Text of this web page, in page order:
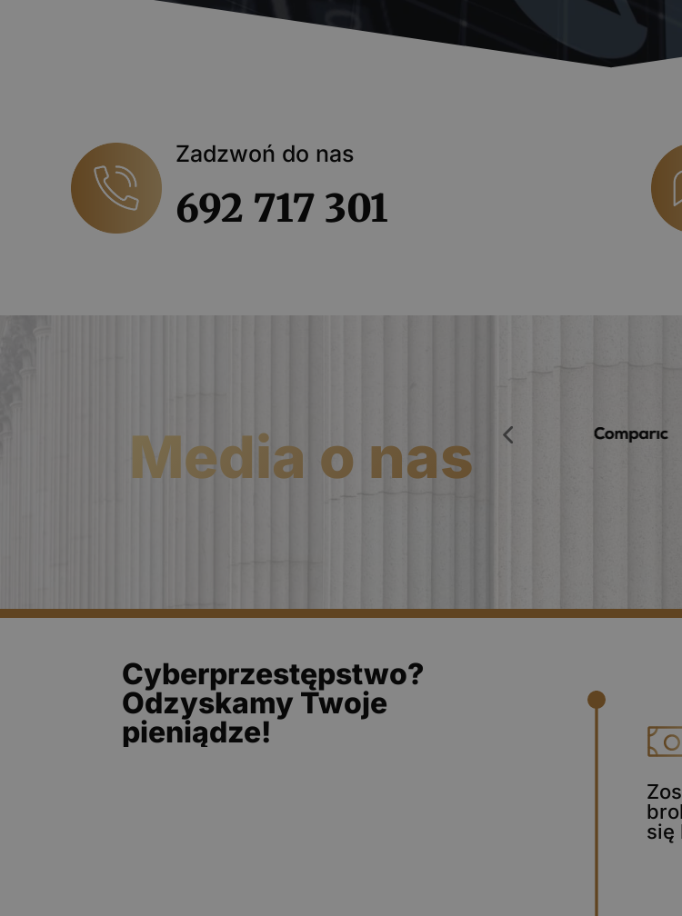
Zadzwoń do nas
692 717 301
Media o nas
Cyberprzestępstwo?
Odzyskamy Twoje
pieniądze!
się